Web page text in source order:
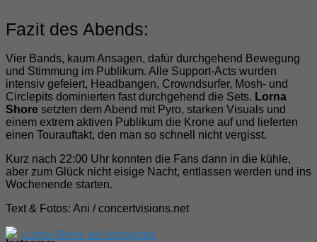
Fazit des Abends:
Vier Bands, kaum Ansagen, dafür durchgehend Bewegung
und Stimmung im Publikum. Alle Support-Acts wurden
intensiv gefeiert, Headbangen, Crowndsurfer, Mosh- und
Circlepits dominierten fast durchgehend die Sets. Lorna
Shore setzten dem Abend mit Pyro, starken Visuals und
einem extrem aktiven Publikum die Krone auf und lieferten
einen Tourauftakt, den man so schnell nicht vergisst.
Kurz nach 22:00 Uhr konnten die Fans dann in die kühle,
aber zum Glück nicht eisige Nacht, entlassen werden und ins
Wochenende starten.
Text & Fotos: Ani / concertvisions.net
Lorna Shore auf Instagram